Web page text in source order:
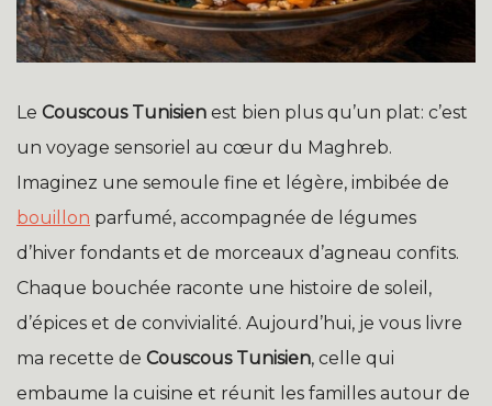
Le Couscous Tunisien est bien plus qu’un plat: c’est
un voyage sensoriel au cœur du Maghreb.
Imaginez une semoule fine et légère, imbibée de
bouillon parfumé, accompagnée de légumes
d’hiver fondants et de morceaux d’agneau confits.
Chaque bouchée raconte une histoire de soleil,
d’épices et de convivialité. Aujourd’hui, je vous livre
ma recette de Couscous Tunisien, celle qui
embaume la cuisine et réunit les familles autour de